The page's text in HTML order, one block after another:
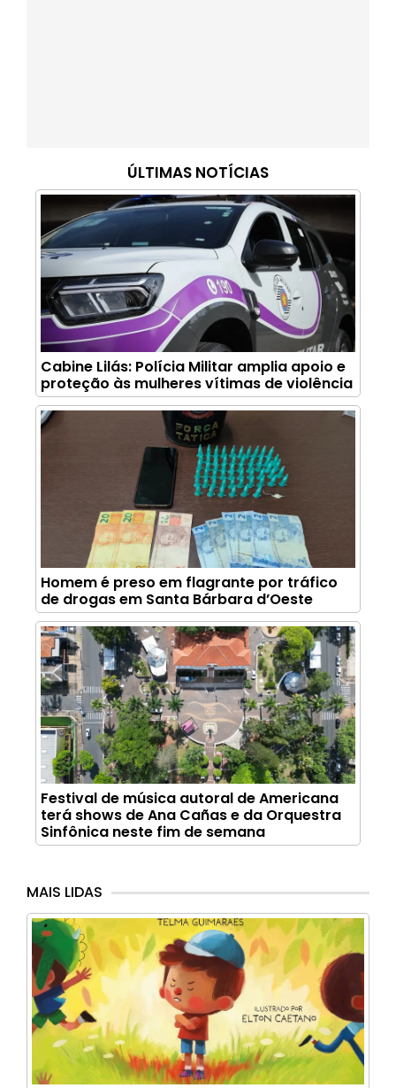
ÚLTIMAS NOTÍCIAS
Cabine Lilás: Polícia Militar amplia apoio e
proteção às mulheres vítimas de violência
Homem é preso em flagrante por tráfico
de drogas em Santa Bárbara d’Oeste
Festival de música autoral de Americana
terá shows de Ana Cañas e da Orquestra
Sinfônica neste fim de semana
MAIS LIDAS